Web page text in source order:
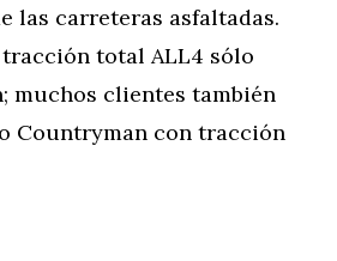
las carreteras asfaltadas.
total ALL4 sólo
muchos clientes también
Countryman con tracción